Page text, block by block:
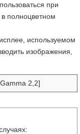
при
полноцветном
используемом
изображения,
2,2]